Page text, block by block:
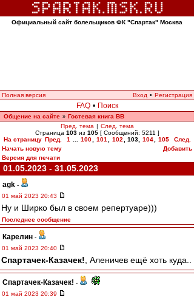
Официальный сайт болельщиков ФК "Спартак" Москва
Полная версия Вход • Регистрация
FAQ • Поиск
Общение на сайте » Гостевая книга ВВ
Пред. тема | След. тема
Страница 103из 105[ Сообщений: 5211 ]
На страницу Пред. 1 100 101 102 103, 104 105
След.
Начать новую тему
Добавить
Версия для печати
01.05.2023 - 31.05.2023
agk -
01 май 2023 20:43
Ну и Ширко был в своем репертуаре)))
Последнее сообщение
Карелин -
01 май 2023 20:40
Спартачек-Казачек! , Аленичев ещё хоть куда..
Спартачек-Казачек! -
01 май 2023 20:39